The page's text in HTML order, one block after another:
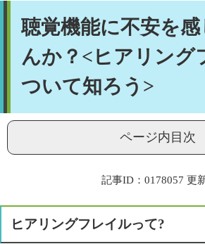
。
て
聴覚機能に不安を
んか？<ヒアリング
ついて知ろう>
ページ内目次
記事ID：0178057 更
ヒアリングフレイルって?